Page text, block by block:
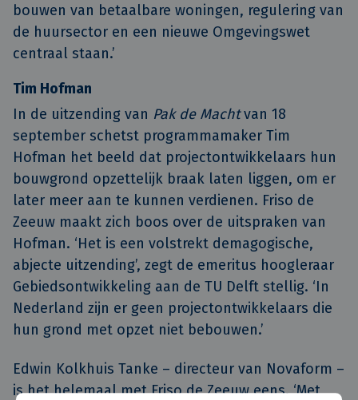
bouwen van betaalbare woningen, regulering van
de huursector en een nieuwe Omgevingswet
centraal staan.’
Tim Hofman
In de uitzending van Pak de Machtvan 18
september schetst programmamaker Tim
Hofman het beeld dat projectontwikkelaars hun
bouwgrond opzettelijk braak laten liggen, om er
later meer aan te kunnen verdienen. Friso de
Zeeuw maakt zich boos over de uitspraken van
Hofman. ‘Het is een volstrekt demagogische,
abjecte uitzending’, zegt de emeritus hoogleraar
Gebiedsontwikkeling aan de TU Delft stellig. ‘In
Nederland zijn er geen projectontwikkelaars die
hun grond met opzet niet bebouwen.’
Edwin Kolkhuis Tanke – directeur van Novaform –
is het helemaal met Friso de Zeeuw eens. ‘Met